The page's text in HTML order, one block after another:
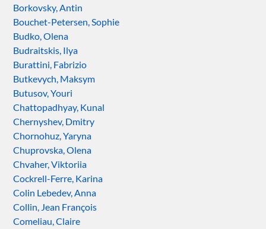
Borkovsky, Antin
Bouchet-Petersen, Sophie
Budko, Olena
Budraitskis, Ilya
Burattini, Fabrizio
Butkevych, Maksym
Butusov, Youri
Chattopadhyay, Kunal
Chernyshev, Dmitry
Chornohuz, Yaryna
Chuprovska, Olena
Chvaher, Viktoriia
Cockrell-Ferre, Karina
Colin Lebedev, Anna
Collin, Jean François
Comeliau, Claire